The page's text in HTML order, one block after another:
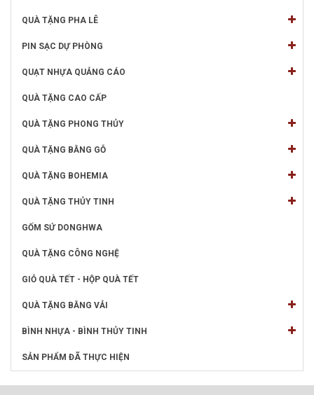
QUÀ TẶNG PHA LÊ
PIN SẠC DỰ PHÒNG
QUẠT NHỰA QUẢNG CÁO
QUÀ TẶNG CAO CẤP
QUÀ TẶNG PHONG THỦY
QUÀ TẶNG BẰNG GỖ
QUÀ TẶNG BOHEMIA
QUÀ TẶNG THỦY TINH
GỐM SỨ DONGHWA
QUÀ TẶNG CÔNG NGHỆ
GIỎ QUÀ TẾT - HỘP QUÀ TẾT
QUÀ TẶNG BẰNG VẢI
BÌNH NHỰA - BÌNH THỦY TINH
SẢN PHẨM ĐÃ THỰC HIỆN